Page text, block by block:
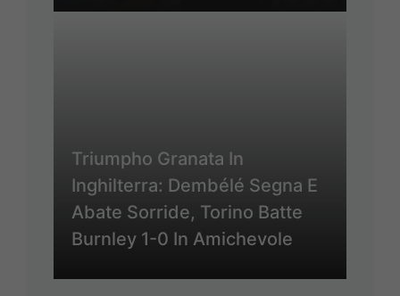
Triumpho Granata In
Inghilterra: Dembélé Segna E
Abate Sorride, Torino Batte
Burnley 1-0 In Amichevole